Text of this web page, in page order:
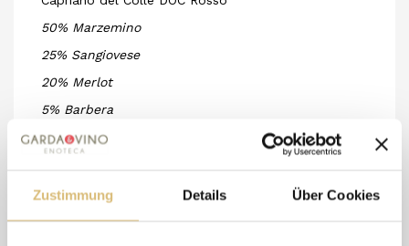
Zustimmung Details Über Cookies
50% Marzemino
25% Sangiovese
20% Merlot
5% Barbera
Adagio als einzige Zeit, um den Wein
Wiederholen von zwei Generationen verdient: Dario
undGiovanni,Da